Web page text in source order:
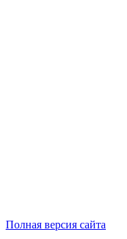
Полная версия сайта